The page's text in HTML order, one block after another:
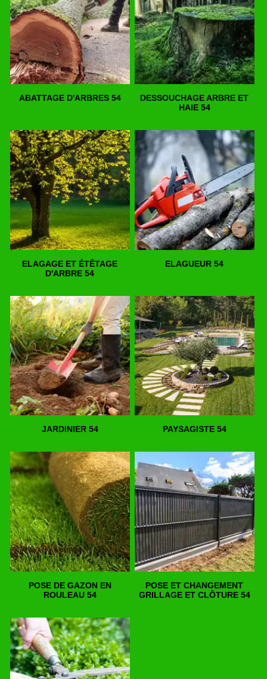
ABATTAGE D'ARBRES 54
DESSOUCHAGE ARBRE ET
HAIE 54
ELAGAGE ET ÉTÊTAGE
D'ARBRE 54
ELAGUEUR 54
JARDINIER 54 PAYSAGISTE 54
POSE DE GAZON EN
ROULEAU 54
POSE ET CHANGEMENT
GRILLAGE ET CLÔTURE 54